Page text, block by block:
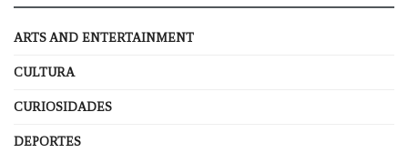
ARTS AND ENTERTAINMENT
CULTURA
CURIOSIDADES
DEPORTES